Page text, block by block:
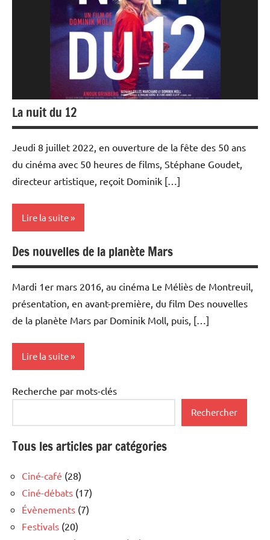
La nuit du 12
Jeudi 8 juillet 2022, en ouverture de la fête des 50 ans
du cinéma avec 50 heures de films, Stéphane Goudet,
directeur artistique, reçoit Dominik […]
Lire la suite
Rencontres
filmées
Des nouvelles de la planète Mars
Mardi 1er mars 2016, au cinéma Le Méliès de Montreuil,
présentation, en avant-première, du film Des nouvelles
de la planète Mars par Dominik Moll, puis, […]
Lire la suite
Rencontres
Recherche par mots-clés
Rechercher
Tous les articles par catégories
Ciné-café (28)
Ciné-débats (17)
Évènements (7)
Festivals (20)